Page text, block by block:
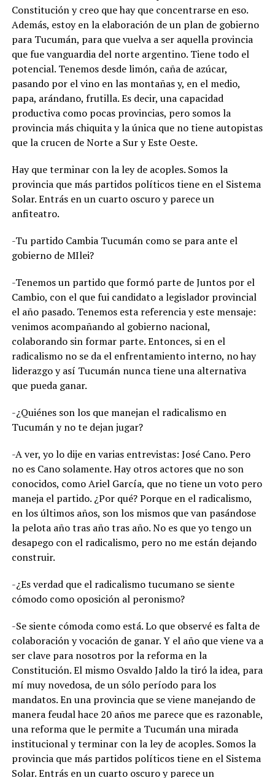
Constitución y creo que hay que concentrarse en eso.
Además, estoy en la elaboración de un plan de gobierno
para Tucumán, para que vuelva a ser aquella provincia
que fue vanguardia del norte argentino. Tiene todo el
potencial. Tenemos desde limón, caña de azúcar,
pasando por el vino en las montañas y, en el medio,
papa, arándano, frutilla. Es decir, una capacidad
productiva como pocas provincias, pero somos la
provincia más chiquita y la única que no tiene autopistas
que la crucen de Norte a Sur y Este Oeste.
Hay que terminar con la ley de acoples. Somos la
provincia que más partidos políticos tiene en el Sistema
Solar. Entrás en un cuarto oscuro y parece un
anfiteatro.
-Tu partido Cambia Tucumán como se para ante el
gobierno de MIlei?
-Tenemos un partido que formó parte de Juntos por el
Cambio, con el que fui candidato a legislador provincial
el año pasado. Tenemos esta referencia y este mensaje:
venimos acompañando al gobierno nacional,
colaborando sin formar parte. Entonces, si en el
radicalismo no se da el enfrentamiento interno, no hay
liderazgo y así Tucumán nunca tiene una alternativa
que pueda ganar.
-¿Quiénes son los que manejan el radicalismo en
Tucumán y no te dejan jugar?
-A ver, yo lo dije en varias entrevistas: José Cano. Pero
no es Cano solamente. Hay otros actores que no son
conocidos, como Ariel García, que no tiene un voto pero
maneja el partido. ¿Por qué? Porque en el radicalismo,
en los últimos años, son los mismos que van pasándose
la pelota año tras año tras año. No es que yo tengo un
desapego con el radicalismo, pero no me están dejando
construir.
-¿Es verdad que el radicalismo tucumano se siente
cómodo como oposición al peronismo?
-Se siente cómoda como está. Lo que observé es falta de
colaboración y vocación de ganar. Y el año que viene va a
ser clave para nosotros por la reforma en la
Constitución. El mismo Osvaldo Jaldo la tiró la idea, para
mí muy novedosa, de un sólo período para los
mandatos. En una provincia que se viene manejando de
manera feudal hace 20 años me parece que es razonable,
una reforma que le permite a Tucumán una mirada
institucional y terminar con la ley de acoples. Somos la
provincia que más partidos políticos tiene en el Sistema
Solar. Entrás en un cuarto oscuro y parece un